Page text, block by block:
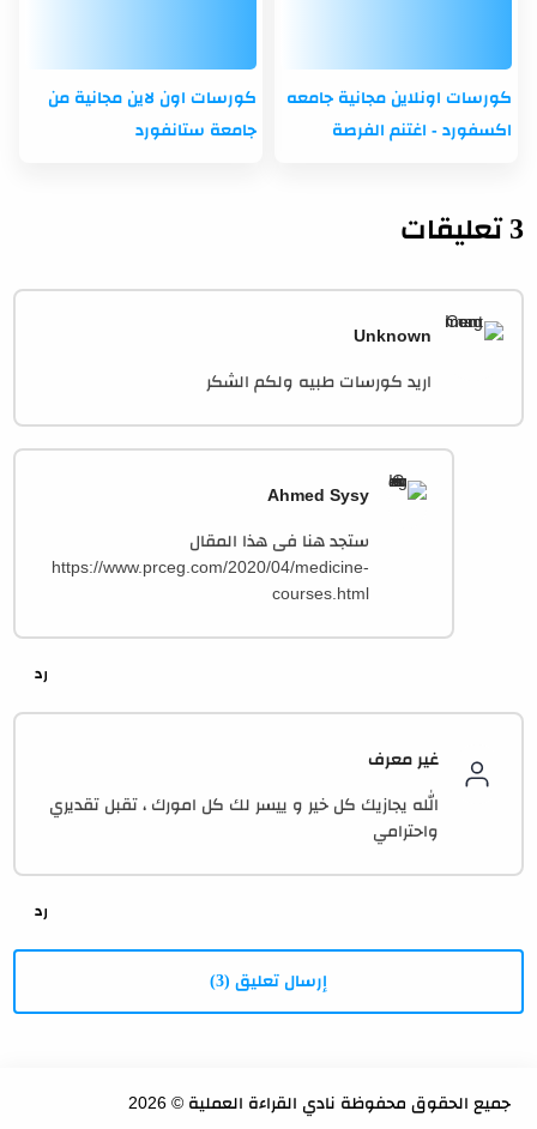
كورسات اونلاين مجانية جامعه
اكسفورد - اغتنم الفرصة
كورسات اون لاين مجانية من
جامعة ستانفورد
3 تعليقات
Unknown
اريد كورسات طبيه ولكم الشكر
Ahmed Sysy
ستجد هنا فى هذا المقال
https://www.prceg.com/2020/04/medicine-
courses.html
غير معرف
الله يجازيك كل خير و ييسر لك كل امورك ، تقبل تقديري
واحترامي
إرسال تعليق (3)
جميع الحقوق محفوظة نادي القراءة العملية ©
2026